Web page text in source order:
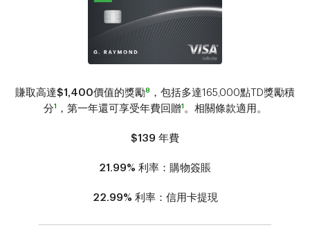
賺取高達$1,400價值的獎勵8
，包括多達165,000點TD獎勵積
分1 ，第一年還可享受年費回贈1 。相關條款適用。
$139 年費
21.99% 利率：購物簽賬
22.99% 利率：信用卡提現